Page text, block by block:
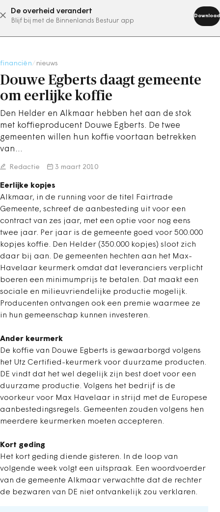
De overheid verandert
Blijf bij met de Binnenlands Bestuur app
Download
abonneer nu
financiën nieuws
Douwe Egberts daagt gemeente
om eerlijke koffie
Den Helder en Alkmaar hebben het aan de stok
met koffieproducent Douwe Egberts. De twee
gemeenten willen hun koffie voortaan betrekken
van…
Redactie 3 maart 2010
Eerlijke kopjes
Alkmaar, in de running voor de titel Fairtrade
Gemeente, schreef de aanbesteding uit voor een
contract van zes jaar, met een optie voor nog eens
twee jaar. Per jaar is de gemeente goed voor 500.000
kopjes koffie. Den Helder (350.000 kopjes) sloot zich
daar bij aan. De gemeenten hechten aan het Max-
Havelaar keurmerk omdat dat leveranciers verplicht
boeren een minimumprijs te betalen. Dat maakt een
sociale en milieuvriendelijke productie mogelijk.
Producenten ontvangen ook een premie waarmee ze
in hun gemeenschap kunnen investeren.
Ander keurmerk
De koffie van Douwe Egberts is gewaarborgd volgens
het Utz Certified-keurmerk voor duurzame producten.
DE vindt dat het wel degelijk zijn best doet voor een
duurzame productie. Volgens het bedrijf is de
voorkeur voor Max Havelaar in strijd met de Europese
aanbestedingsregels. Gemeenten zouden volgens hen
meerdere keurmerken moeten accepteren.
Kort geding
Het kort geding diende gisteren. In de loop van
volgende week volgt een uitspraak. Een woordvoerder
van de gemeente Alkmaar verwachtte dat de rechter
de bezwaren van DE niet ontvankelijk zou verklaren.